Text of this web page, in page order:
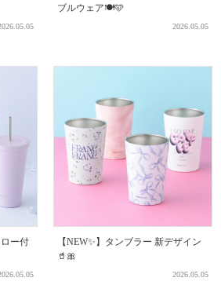
ブルウェア🍽️🩵
2026.05.05
ー付
【NEW✨】タンブラー 新デザイン
🥤🎀
2026.05.05